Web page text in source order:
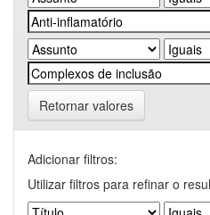
Retornar valores
Adicionar filtros:
Utilizar filtros para refinar o